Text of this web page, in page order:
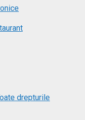
drepturile